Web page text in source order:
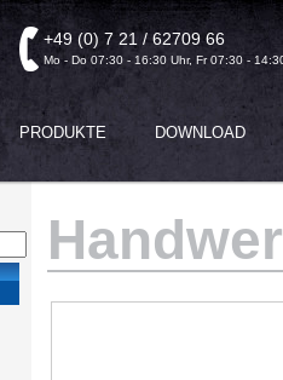
+49 (0) 7 21 / 62709 66
Mo - Do 07:30 - 16:30 Uhr, Fr 07:30 -
PRODUKTE DOWNLOAD